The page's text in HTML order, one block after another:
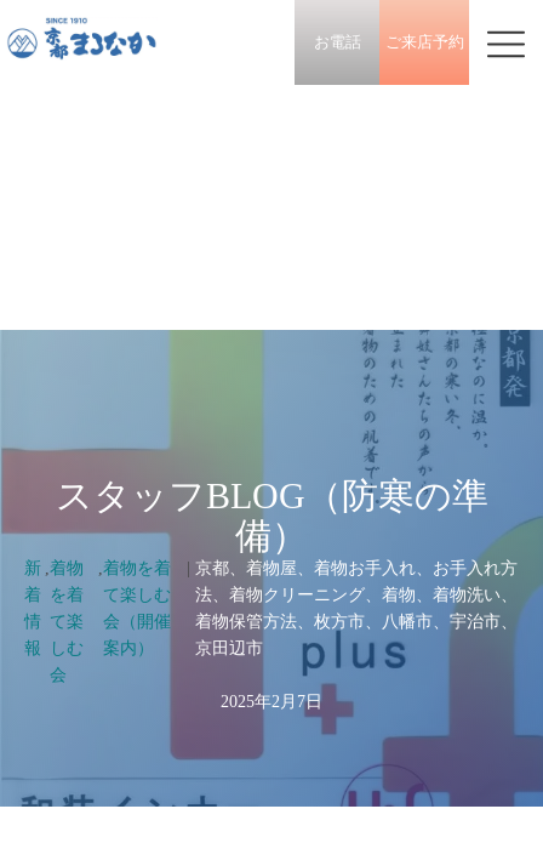
お電話 ご来店予約
スタッフBLOG（防寒の準
備）
新
着
情
報
,着物
を着
て楽
しむ
会
,着物を着
て楽しむ
会（開催
案内）
|京都、着物屋、着物お手入れ、お手入れ方
法、着物クリーニング、着物、着物洗い、
着物保管方法、枚方市、八幡市、宇治市、
京田辺市
2025年2月7日